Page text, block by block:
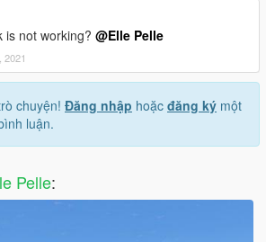
is not working? @Elle Pelle
2021
chuyện! Đăng nhập hoặc đăng ký một
luận.
Pelle: